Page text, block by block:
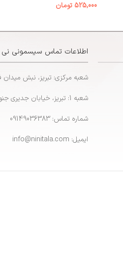
525,000 تومان
اطلاعات تماس سیسمونی نی
شعبه مرکزی: تبریز، نبش
شعبه 1: تبریز، خیابان جدیری جنوبی، پایین‌تر از ایرانسل، تقاطع پاشایی
شماره تماس: 09149036383
ایمیل: info@ninitala.com